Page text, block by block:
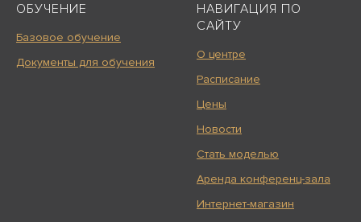
ОБУЧЕНИЕ
Базовое обучение
Документы для обучения
НАВИГАЦИЯ ПО
САЙТУ
О центре
Расписание
Цены
Новости
Стать моделью
Аренда конференц-зала
Интернет-магазин